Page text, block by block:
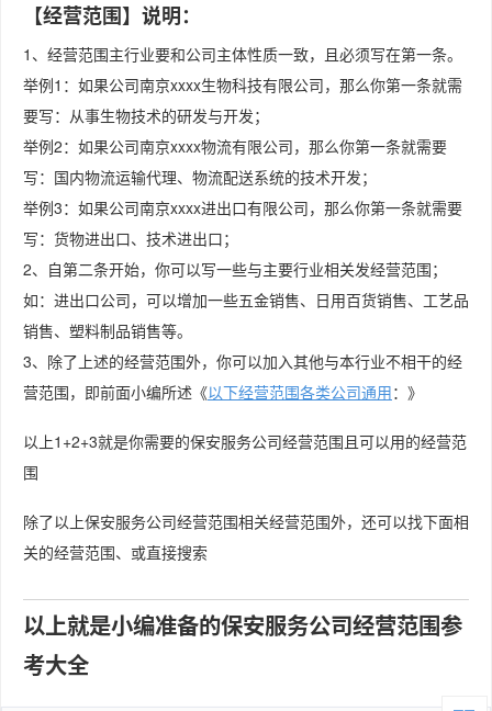
【经营范围】说明：
1、经营范围主行业要和公司主体性质一致，且必须写在第一条。
举例1：如果公司南京xxxx生物科技有限公司，那么你第一条就需
要写：从事生物技术的研发与开发；
举例2：如果公司南京xxxx物流有限公司，那么你第一条就需要
写：国内物流运输代理、物流配送系统的技术开发；
举例3：如果公司南京xxxx进出口有限公司，那么你第一条就需要
写：货物进出口、技术进出口；
2、自第二条开始，你可以写一些与主要行业相关发经营范围；
如：进出口公司，可以增加一些五金销售、日用百货销售、工艺品
销售、塑料制品销售等。
3、除了上述的经营范围外，你可以加入其他与本行业不相干的经
营范围，即前面小编所述《以下经营范围各类公司通用：》
以上1+2+3就是你需要的保安服务公司经营范围且可以用的经营范
围
除了以上保安服务公司经营范围相关经营范围外，还可以找下面相
关的经营范围、或直接搜索
以上就是小编准备的保安服务公司经营范围参
考大全